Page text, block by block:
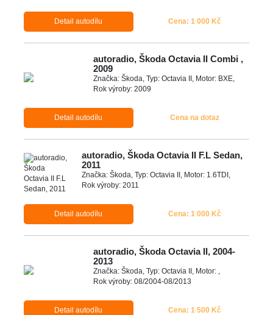
Detail autodílu Cena: 1 000 Kč
autoradio, Škoda Octavia II Combi ,
2009
Značka: Škoda, Typ: Octavia II, Motor: BXE,
Rok výroby: 2009
Detail autodílu Cena na dotaz
autoradio, Škoda Octavia II F.L Sedan,
2011
Značka: Škoda, Typ: Octavia II, Motor: 1.6TDI,
Rok výroby: 2011
Detail autodílu Cena: 1 000 Kč
autoradio, Škoda Octavia II, 2004-
2013
Značka: Škoda, Typ: Octavia II, Motor: ,
Rok výroby: 08/2004-08/2013
Detail autodílu Cena: 1 500 Kč